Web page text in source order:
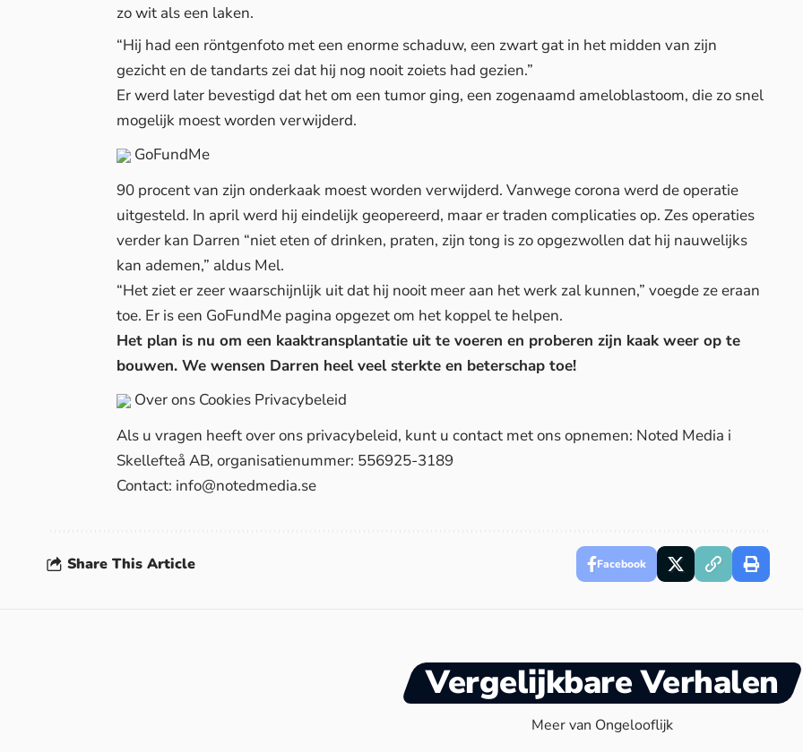
zo wit als een laken.
“Hij had een röntgenfoto met een enorme schaduw, een zwart gat in het midden van zijn
gezicht en de tandarts zei dat hij nog nooit zoiets had gezien.”
Er werd later bevestigd dat het om een tumor ging, een zogenaamd ameloblastoom, die zo snel
mogelijk moest worden verwijderd.
GoFundMe
90 procent van zijn onderkaak moest worden verwijderd. Vanwege corona werd de operatie
uitgesteld. In april werd hij eindelijk geopereerd, maar er traden complicaties op. Zes operaties
verder kan Darren “niet eten of drinken, praten, zijn tong is zo opgezwollen dat hij nauwelijks
kan ademen,” aldus Mel.
“Het ziet er zeer waarschijnlijk uit dat hij nooit meer aan het werk zal kunnen,” voegde ze eraan
toe. Er is een GoFundMe pagina opgezet om het koppel te helpen.
Het plan is nu om een kaaktransplantatie uit te voeren en proberen zijn kaak weer op te
bouwen. We wensen Darren heel veel sterkte en beterschap toe!
Over ons Cookies Privacybeleid
Als u vragen heeft over ons privacybeleid, kunt u contact met ons opnemen: Noted Media i
Skellefteå AB, organisatienummer: 556925-3189
Contact: info@notedmedia.se
Share This Article Facebook
Vergelijkbare Verhalen
Meer van Ongelooflijk